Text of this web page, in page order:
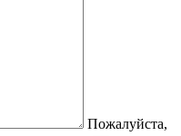
Пожалуйста,